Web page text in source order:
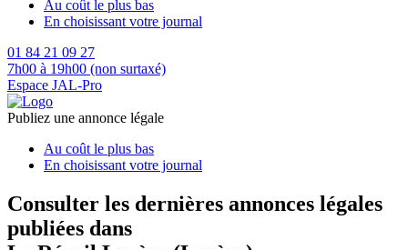
Au coût le plus bas
En choisissant votre journal
01 84 21 09 27
7h00 à 19h00 (non surtaxé)
Espace JAL-Pro
Publiez une annonce légale
Au coût le plus bas
En choisissant votre journal
Consulter les dernières annonces légales
publiées dans